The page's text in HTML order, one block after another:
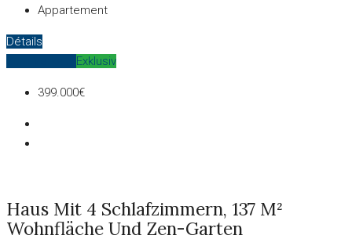
Appartement
Détails
Exklusiv
399.000€
Haus Mit 4 Schlafzimmern, 137 M²
Wohnfläche Und Zen-Garten